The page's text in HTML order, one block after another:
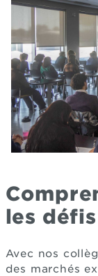
les défis
Avec nos
des marchés